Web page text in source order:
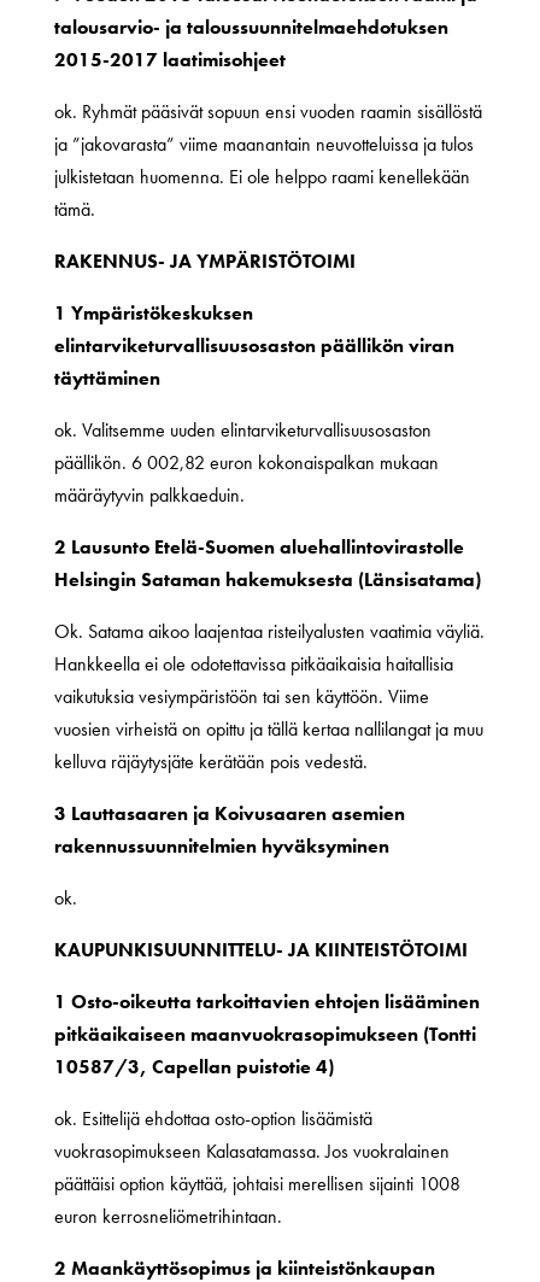
talousarvio- ja taloussuunnitelmaehdotuksen
2015-2017 laatimisohjeet
ok. Ryhmät pääsivät sopuun ensi vuoden raamin sisällöstä
ja ”jakovarasta” viime maanantain neuvotteluissa ja tulos
julkistetaan huomenna. Ei ole helppo raami kenellekään
tämä.
RAKENNUS- JA YMPÄRISTÖTOIMI
1 Ympäristökeskuksen
elintarviketurvallisuusosaston päällikön viran
täyttäminen
ok. Valitsemme uuden elintarviketurvallisuusosaston
päällikön. 6 002,82 euron kokonaispalkan mukaan
määräytyvin palkkaeduin.
2 Lausunto Etelä-Suomen aluehallintovirastolle
Helsingin Sataman hakemuksesta (Länsisatama)
Ok. Satama aikoo laajentaa risteilyalusten vaatimia väyliä.
Hankkeella ei ole odotettavissa pitkäaikaisia haitallisia
vaikutuksia vesiympäristöön tai sen käyttöön. Viime
vuosien virheistä on opittu ja tällä kertaa nallilangat ja muu
kelluva räjäytysjäte kerätään pois vedestä.
3 Lauttasaaren ja Koivusaaren asemien
rakennussuunnitelmien hyväksyminen
ok.
KAUPUNKISUUNNITTELU- JA KIINTEISTÖTOIMI
1 Osto-oikeutta tarkoittavien ehtojen lisääminen
pitkäaikaiseen maanvuokrasopimukseen (Tontti
10587/3, Capellan puistotie 4)
ok. Esittelijä ehdottaa osto-option lisäämistä
vuokrasopimukseen Kalasatamassa. Jos vuokralainen
päättäisi option käyttää, johtaisi merellisen sijainti 1008
euron kerrosneliömetrihintaan.
2 Maankäyttösopimus ja kiinteistönkaupan